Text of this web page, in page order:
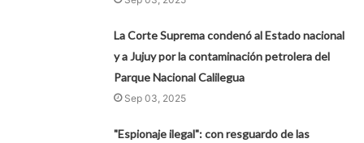
La Corte Suprema condenó al Estado nacional
y a Jujuy por la contaminación petrolera del
Parque Nacional Calilegua
Sep 03, 2025
"Espionaje ilegal": con resguardo de las